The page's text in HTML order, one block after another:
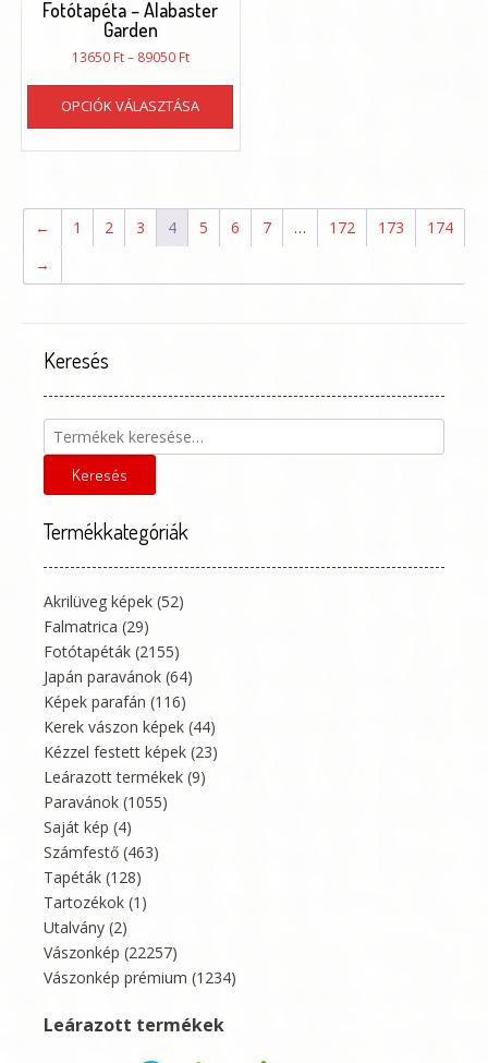
Fotótapéta – Alabaster
Garden
13650 Ft– 89050 FtÁrtartomány:
89050 Ft
OPCIÓK VÁLASZTÁSA
Ennek
terméknek
több
A
változatok
← 1 2 3 4 5 6 7 … 172 173
174
→
Keresés
Keresés
a
következőre:
Keresés
Termékkategóriák
Akrilüveg képek (52)
Falmatrica (29)
Fotótapéták (2155)
Japán paravánok (64)
Képek parafán (116)
Kerek vászon képek (44)
Kézzel festett képek (23)
Leárazott termékek (9)
Paravánok (1055)
Saját kép (4)
Számfestő (463)
Tapéták (128)
Tartozékok (1)
Utalvány (2)
Vászonkép (22257)
Vászonkép prémium (1234)
Leárazott termékek